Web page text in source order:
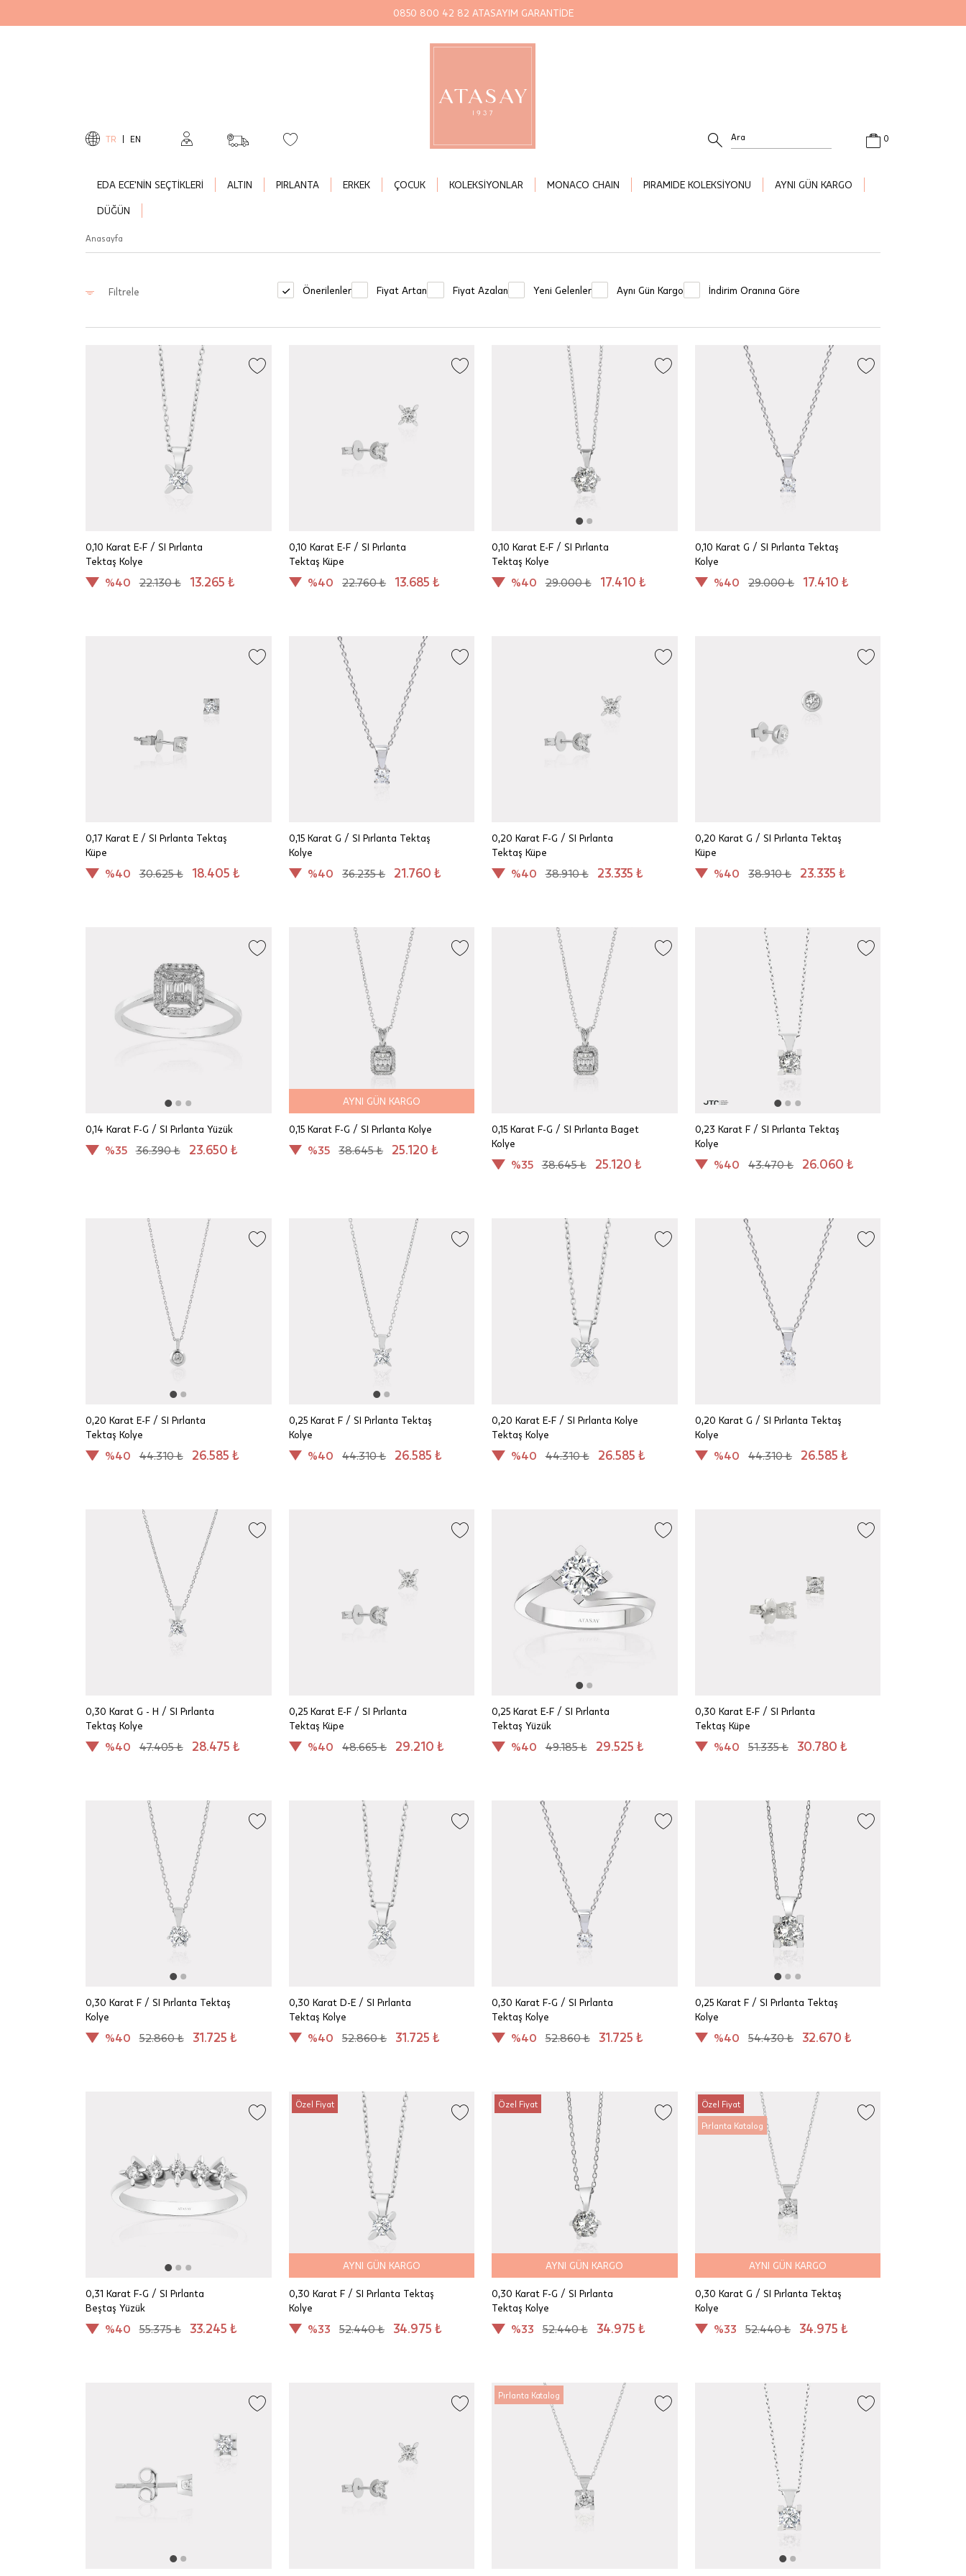
0850 800 42 82 ATASAYIM GARANTİDE
TR EN
EDA ECE'NİN SEÇTİKLERİ ALTIN PIRLANTA ERKEK ÇOCUK KOLEKSİYONLAR MONACO CHAIN PIRAMIDE KOLEKSİYONU AYNI GÜN KARGO
DÜĞÜN
0
Anasayfa
Filtrele Önerilenler Fiyat Artan Fiyat Azalan Yeni Gelenler Aynı Gün Kargo İndirim Oranına Göre
0,10 Karat E-F / SI Pırlanta
Tektaş Kolye
%40 22.130 ₺ 13.265 ₺
0,10 Karat E-F / SI Pırlanta
Tektaş Küpe
%40 22.760 ₺ 13.685 ₺
0,10 Karat E-F / SI Pırlanta
Tektaş Kolye
%40 29.000 ₺ 17.410 ₺
0,10 Karat G / SI Pırlanta Tektaş
Kolye
%40 29.000 ₺ 17.410 ₺
0,17 Karat E / SI Pırlanta Tektaş
Küpe
%40 30.625 ₺ 18.405 ₺
0,15 Karat G / SI Pırlanta Tektaş
Kolye
%40 36.235 ₺ 21.760 ₺
0,20 Karat F-G / SI Pırlanta
Tektaş Küpe
%40 38.910 ₺ 23.335 ₺
0,20 Karat G / SI Pırlanta Tektaş
Küpe
%40 38.910 ₺ 23.335 ₺
0,14 Karat F-G / SI Pırlanta Yüzük
%35 36.390 ₺ 23.650 ₺
AYNI GÜN KARGO
0,15 Karat F-G / SI Pırlanta Kolye
%35 38.645 ₺ 25.120 ₺
0,15 Karat F-G / SI Pırlanta Baget
Kolye
%35 38.645 ₺ 25.120 ₺
0,23 Karat F / SI Pırlanta Tektaş
Kolye
%40 43.470 ₺ 26.060 ₺
0,20 Karat E-F / SI Pırlanta
Tektaş Kolye
%40 44.310 ₺ 26.585 ₺
0,25 Karat F / SI Pırlanta Tektaş
Kolye
%40 44.310 ₺ 26.585 ₺
0,20 Karat E-F / SI Pırlanta Kolye
Tektaş Kolye
%40 44.310 ₺ 26.585 ₺
0,20 Karat G / SI Pırlanta Tektaş
Kolye
%40 44.310 ₺ 26.585 ₺
0,30 Karat G - H / SI Pırlanta
Tektaş Kolye
%40 47.405 ₺ 28.475 ₺
0,25 Karat E-F / SI Pırlanta
Tektaş Küpe
%40 48.665 ₺ 29.210 ₺
0,25 Karat E-F / SI Pırlanta
Tektaş Yüzük
%40 49.185 ₺ 29.525 ₺
0,30 Karat E-F / SI Pırlanta
Tektaş Küpe
%40 51.335 ₺ 30.780 ₺
0,30 Karat F / SI Pırlanta Tektaş
Kolye
%40 52.860 ₺ 31.725 ₺
0,30 Karat D-E / SI Pırlanta
Tektaş Kolye
%40 52.860 ₺ 31.725 ₺
0,30 Karat F-G / SI Pırlanta
Tektaş Kolye
%40 52.860 ₺ 31.725 ₺
0,25 Karat F / SI Pırlanta Tektaş
Kolye
%40 54.430 ₺ 32.670 ₺
0,31 Karat F-G / SI Pırlanta
Beştaş Yüzük
%40 55.375 ₺ 33.245 ₺
Özel Fiyat
AYNI GÜN KARGO
0,30 Karat F / SI Pırlanta Tektaş
Kolye
%33 52.440 ₺ 34.975 ₺
Özel Fiyat
AYNI GÜN KARGO
0,30 Karat F-G / SI Pırlanta
Tektaş Kolye
%33 52.440 ₺ 34.975 ₺
Özel Fiyat
Pırlanta Katalog
AYNI GÜN KARGO
0,30 Karat G / SI Pırlanta Tektaş
Kolye
%33 52.440 ₺ 34.975 ₺
Pırlanta Katalog